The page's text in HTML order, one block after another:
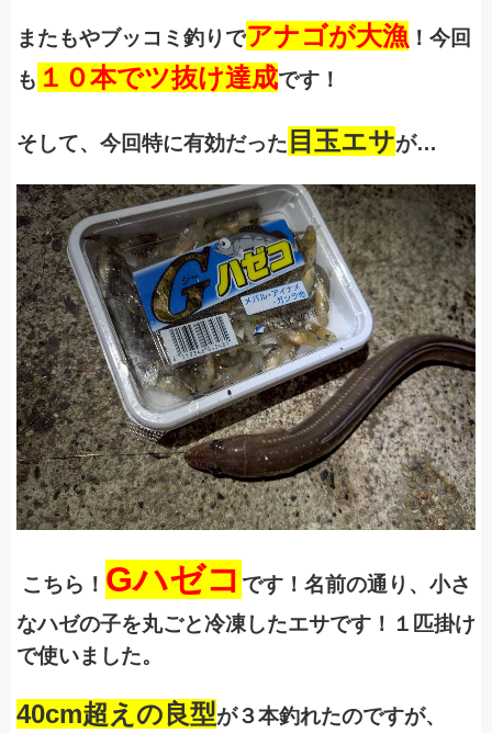
またもやブッコミ釣りでアナゴが大漁 ！今回
も １０本でツ抜け達成です！
そして、今回特に有効だった 目玉エサが…
こちら！ Gハゼコ です！名前の通り、小さ
なハゼの子を丸ごと冷凍したエサです！１匹掛け
で使いました。
40cm超えの良型が３本釣れたのですが、